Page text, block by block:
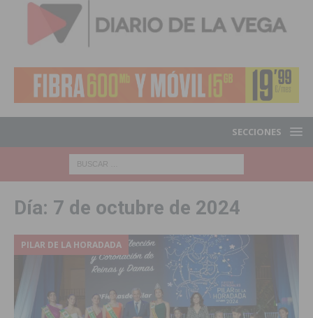
SECCIONES
Día: 7 de octubre de 2024
PILAR DE LA HORADADA